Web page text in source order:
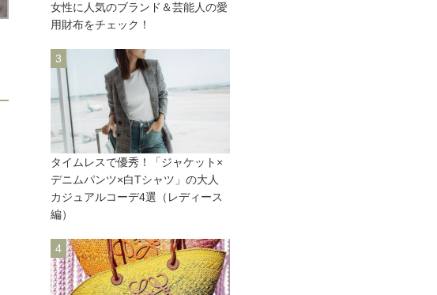
女性に人気のブランド＆芸能人の愛
用財布をチェック！
タイムレスで優秀！「ジャケット×
デニムパンツ×白Tシャツ」の大人
カジュアルコーデ4選（レディース
編）